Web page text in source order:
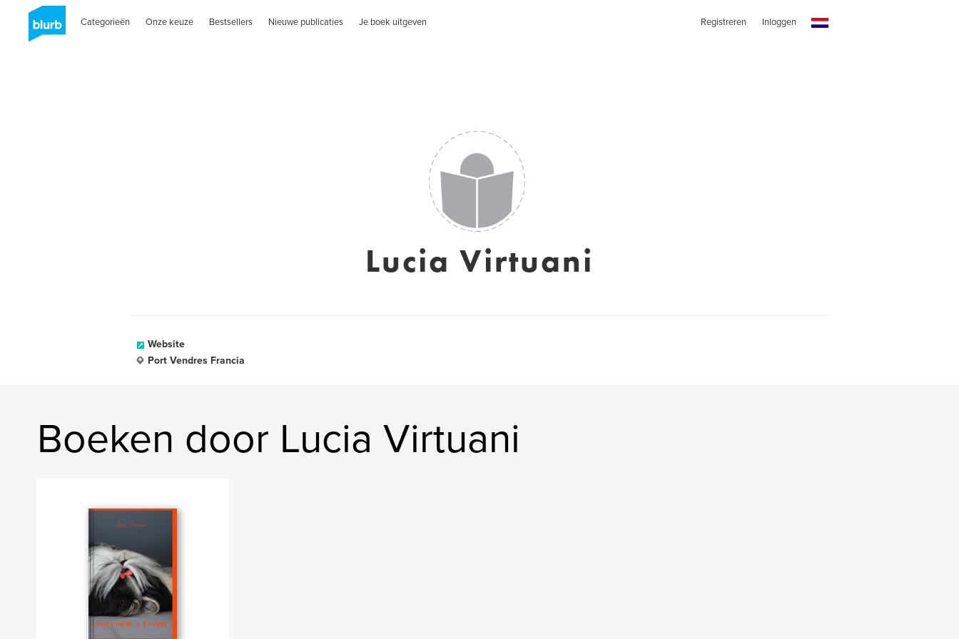
Categorieën Onze keuze Bestsellers Nieuwe publicaties Je boek uitgeven Registreren Inloggen
Lucia Virtuani
Website
Port Vendres Francia
Boeken door Lucia Virtuani